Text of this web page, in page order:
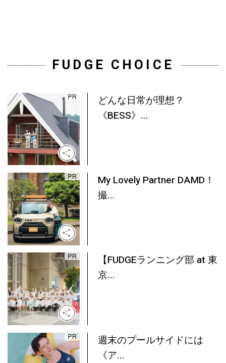
FUDGE CHOICE
どんな日常が理想？
《BESS》...
My Lovely Partner DAMD！
撮...
【FUDGEランニング部 at 東
京...
週末のプールサイドには
《ア...